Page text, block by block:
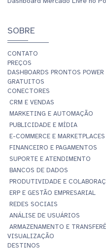
SOBRE
CONTATO
PREÇOS
DASHBOARDS PRONTOS
GRATUITOS
CONECTORES
CRM E VENDAS
MARKETING E AUTOMAÇÃO
PUBLICIDADE E MÍDIA
E-COMMERCE E MARKETPLACES
FINANCEIRO E PAGAMENTOS
SUPORTE E ATENDIMENTO
BANCOS DE DADOS
PRODUTIVIDADE E
ERP E GESTÃO EMPRESARIAL
REDES SOCIAIS
ANÁLISE DE USUÁRIOS
ARMAZENAMENTO E
VISUALIZAÇÃO
DESTINOS